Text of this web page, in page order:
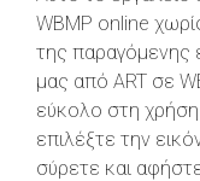
WBMP online
της παραγόμενης
μας από ART σε
εύκολο στη
επιλέξτε την
σύρετε και